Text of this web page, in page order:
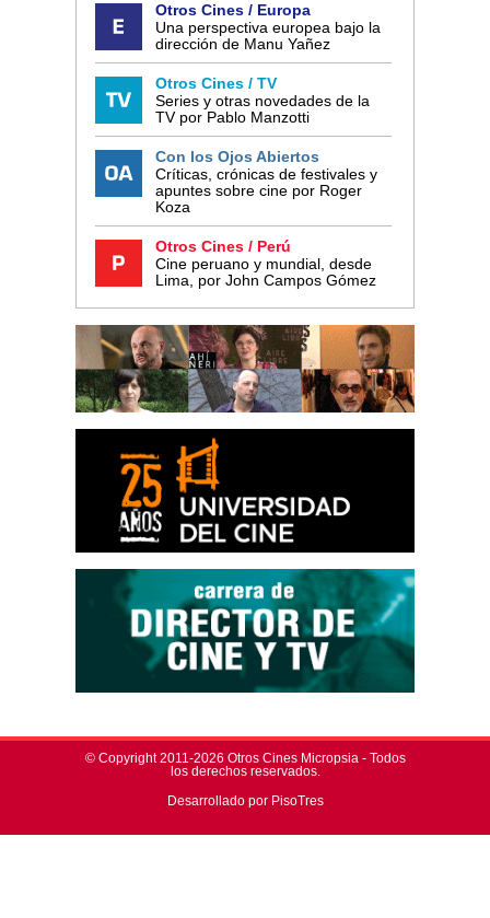
Otros Cines / Europa
Una perspectiva europea bajo la
dirección de Manu Yañez
Otros Cines / TV
Series y otras novedades de la
TV por Pablo Manzotti
Con los Ojos Abiertos
Críticas, crónicas de festivales y
apuntes sobre cine por Roger
Koza
Otros Cines / Perú
Cine peruano y mundial, desde
Lima, por John Campos Gómez
© Copyright 2011-2026 Otros Cines Micropsia - Todos
los derechos reservados.
Desarrollado por PisoTres